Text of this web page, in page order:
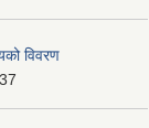
विवरण